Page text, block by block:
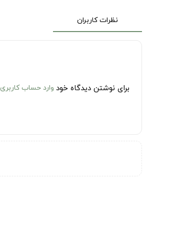
نظرات کاربران
برای نوشتن دیدگاه خود وارد حساب کاربری